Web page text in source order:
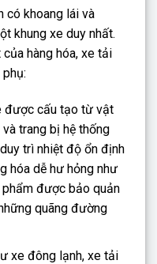
có khoang lái và
khung xe duy nhất.
hàng hóa, xe tải
được cấu tạo từ vật
trang bị hệ thống
trì nhiệt độ ổn định
hóa dễ hư hỏng như
được bảo quản
quãng đường
xe đông lạnh, xe tải